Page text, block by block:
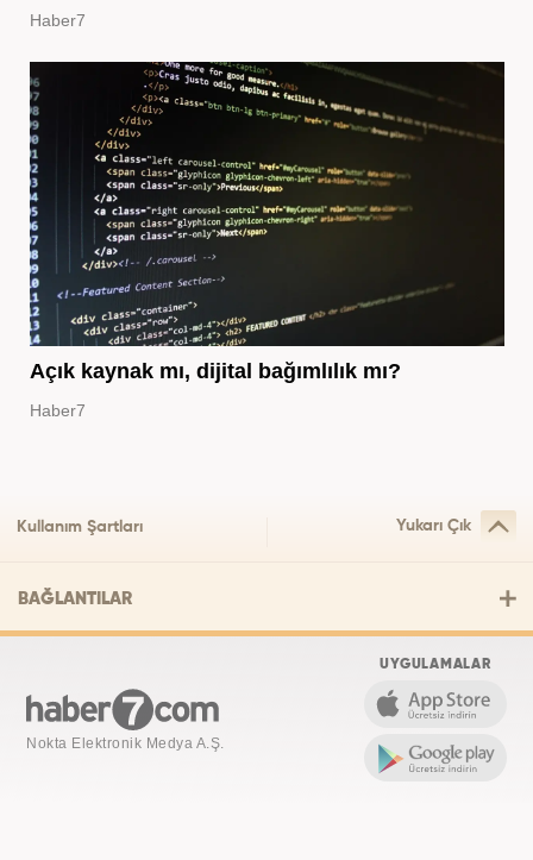
Haber7
Açık kaynak mı, dijital bağımlılık mı?
Haber7
Kullanım Şartları Yukarı Çık
BAĞLANTILAR
Nokta Elektronik Medya A.Ş.
UYGULAMALAR